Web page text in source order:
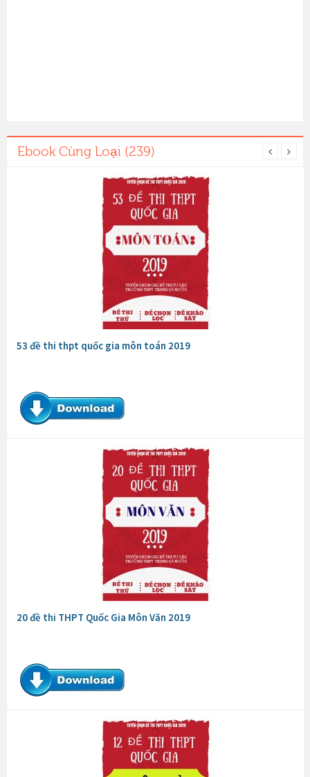
Ebook Cùng Loại (239)
53 đề thi thpt quốc gia môn toán 2019
20 đề thi THPT Quốc Gia Môn Văn 2019